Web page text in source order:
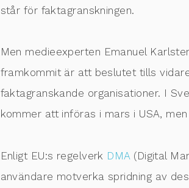
står för faktagranskningen.
Men medieexperten Emanuel
framkommit är att beslutet tills
faktagranskande organisationer. I
kommer att införas i mars i USA,
Enligt EU:s regelverk DMA (Digital
användare motverka spridning av